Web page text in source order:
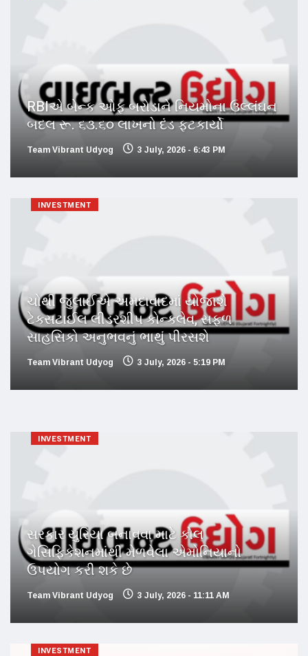
RBIએ બેન્ક ઓફ બરોડાને નિયમોના ઉલ્લંઘન
બદલ રૂ. ૬૩.૬૦ લાખનો દંડ ફટકાર્યો
Team Vibrant Udyog 3 July, 2026 - 6:43 PM
INVESTMENT
ચોથી જુલાઈએ અમદાવાદમાં યોજાશે
ટેક્સટાઈલ લીડરશીપ કોન્ક્લેવ, સફળ
સાહસિકો અનુભવનું ભાથું પીરસશે
Team Vibrant Udyog 3 July, 2026 - 5:19 PM
INVESTMENT
સરકાર યુરિયા બનાવવા માટે કોલ
ગેસિફિકેશનમાંથી મેળવેલા એમોનિયાનો
ઉપયોગ કરી શકે છે
Team Vibrant Udyog 3 July, 2026 - 11:11 AM
INVESTMENT